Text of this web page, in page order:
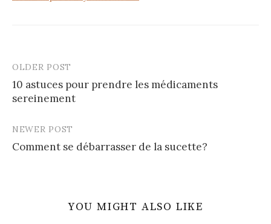
Post
navigation
OLDER POST
10 astuces pour prendre les médicaments
sereinement
NEWER POST
Comment se débarrasser de la sucette?
YOU MIGHT ALSO LIKE